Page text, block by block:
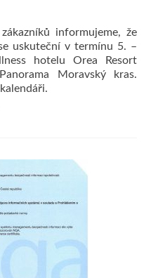
informujeme, že
uskuteční v termínu 5. –
hotelu Orea Resort
Moravský kras.